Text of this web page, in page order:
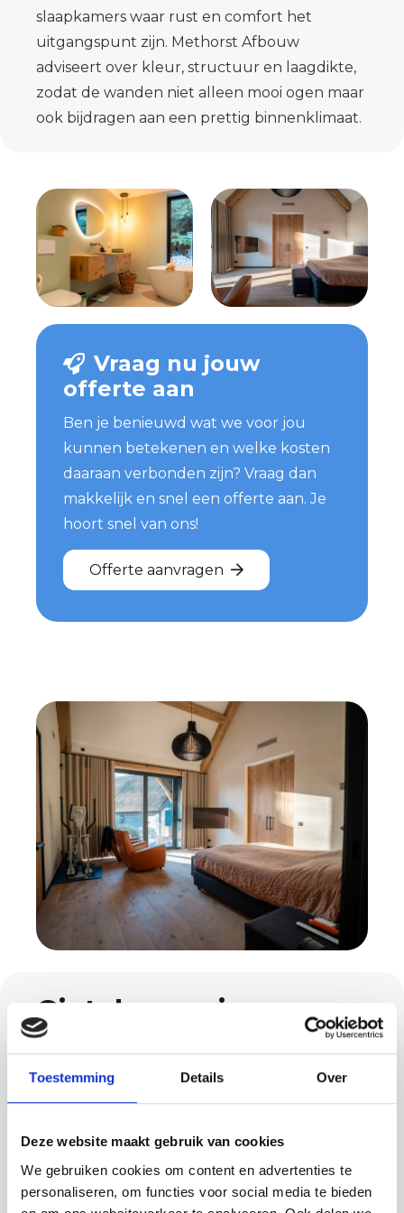
Toestemming Details Over
Deze website maakt gebruik van cookies
We gebruiken cookies om content en advertenties te
personaliseren, om functies voor social media te bieden
slaapkamers waar rust en comfort het
uitgangspunt zijn. Methorst Afbouw
adviseert over kleur, structuur en laagdikte,
zodat de wanden niet alleen mooi ogen maar
ook bijdragen aan een prettig binnenklimaat.
Vraag nu jouw
offerte aan
Ben je benieuwd wat we voor jou
kunnen betekenen en welke kosten
daaraan verbonden zijn? Vraag dan
makkelijk en snel een offerte aan. Je
hoort snel van ons!
Offerte aanvragen
Gietvloeren in
Geldrop
Een gietvloer combineert comfort met
verschillende systemen, zoals een elastische
PU gietvloer, een stoere betonlook, een
lavasteen vloer of een slijtvaste troffelvloer